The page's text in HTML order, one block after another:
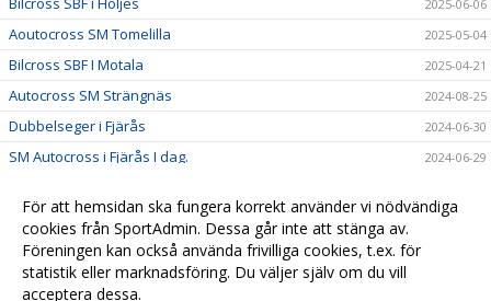
2025-06-06
Aoutocross SM Tomelilla 2025-05-04
Bilcross SBF I Motala 2025-04-21
Autocross SM Strängnäs 2024-08-25
Dubbelseger i Fjärås 2024-06-30
SM Autocross i Fjärås I dag. 2024-06-29
För att hemsidan ska fungera korrekt använder vi nödvändiga
cookies från SportAdmin. Dessa går inte att stänga av.
Föreningen kan också använda frivilliga cookies, t.ex. för
statistik eller marknadsföring. Du väljer själv om du vill
acceptera dessa.